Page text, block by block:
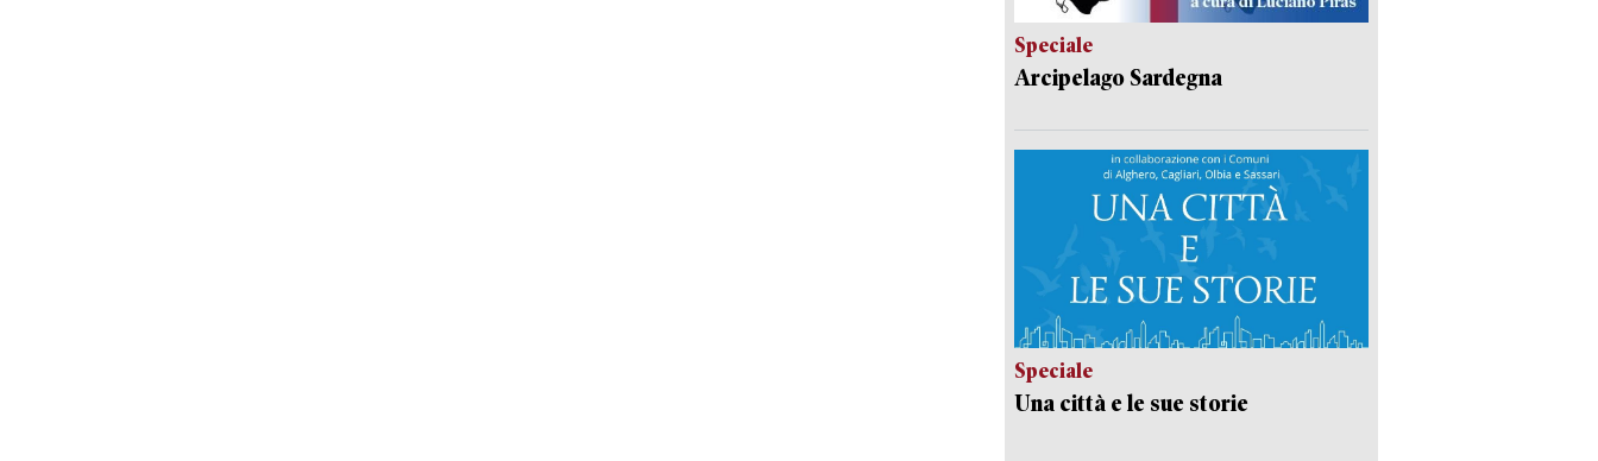
Speciale
Arcipelago Sardegna
Speciale
Una città e le sue storie